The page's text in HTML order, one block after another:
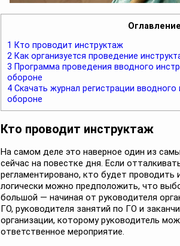
Оглавление
1 Кто проводит инструктаж
2 Как организуется проведение
3 Программа проведения вводного
обороне
4 Скачать журнал регистрации
обороне
Кто проводит инструктаж
На самом деле это наверное один из
сейчас на повестке дня. Если
регламентировано, кто будет проводить
логически можно предположить, что
большой — начиная от руководителя
ГО, руководителя занятий по ГО и
организации, которому руководитель
ответственное мероприятие.